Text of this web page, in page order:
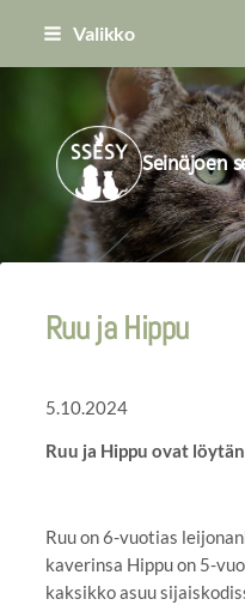
Siirry
Valikko
Seinäjoen
Ruu ja Hippu
5.10.2024
Ruu ja Hippu ovat
Ruu on 6-vuotias
kaverinsa Hippu on 5-
kaksikko asuu